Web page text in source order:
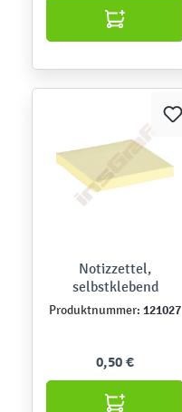
Notizzettel,
selbstklebend
Produktnummer: 121027
0,50 €